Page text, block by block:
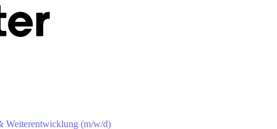
Weiterentwicklung (m/w/d)